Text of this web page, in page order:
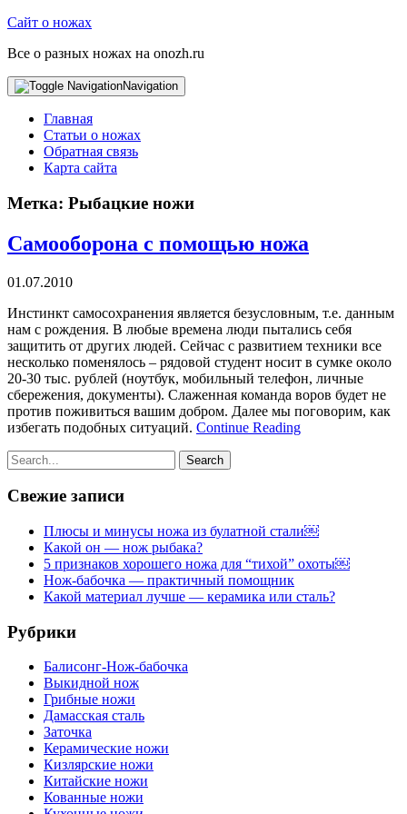
Сайт о ножах
Все о разных ножах на onozh.ru
Navigation
Главная
Статьи о ножах
Обратная связь
Карта сайта
Метка: Рыбацкие ножи
Самооборона с помощью ножа
01.07.2010
Инстинкт самосохранения является безусловным, т.е. данным
нам с рождения. В любые времена люди пытались себя
защитить от других людей. Сейчас с развитием техники все
несколько поменялось – рядовой студент носит в сумке около
20-30 тыс. рублей (ноутбук, мобильный телефон, личные
сбережения, документы). Слаженная команда воров будет не
против поживиться вашим добром. Далее мы поговорим, как
избегать подобных ситуаций. Continue Reading
Свежие записи
Плюсы и минусы ножа из булатной стали￼
Какой он — нож рыбака?
5 признаков хорошего ножа для “тихой” охоты￼
Нож-бабочка — практичный помощник
Какой материал лучше — керамика или сталь?
Рубрики
Балисонг-Нож-бабочка
Выкидной нож
Грибные ножи
Дамасская сталь
Заточка
Керамические ножи
Кизлярские ножи
Китайские ножи
Кованные ножи